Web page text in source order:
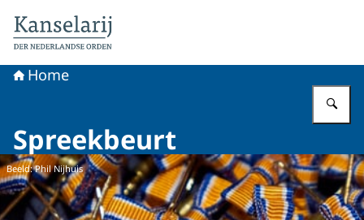
Home
Spreekbeurt
Beeld: Phil Nijhuis